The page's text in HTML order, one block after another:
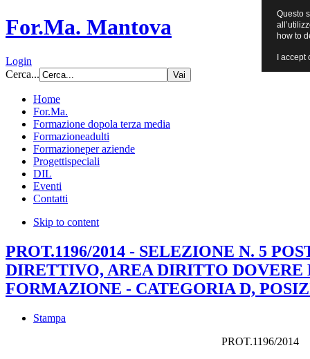
For.Ma. Mantova
Login
Cerca...
Home
For.Ma.
Formazione dopola terza media
Formazioneadulti
Formazioneper aziende
Progettispeciali
DIL
Eventi
Contatti
Skip to content
PROT.1196/2014 - SELEZIONE N. 5
DIRETTIVO, AREA DIRITTO DOVERE
FORMAZIONE - CATEGORIA D,
Stampa
PROT.1196/2014
Questo
how to
I